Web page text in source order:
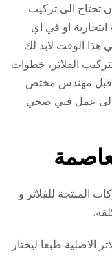
تحتاج الى تركيب
او في اي
هذا الوقت لابد لك
الفلاتر، خطوات
قبل مهندس مختص
الى عمل فني صحي
المنتجة للفلاتر و
الاصلية طبعا ليختار